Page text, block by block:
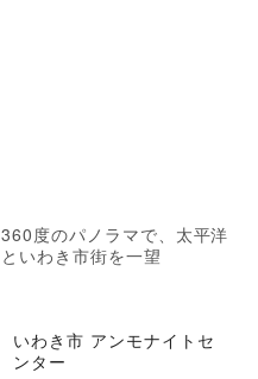
360度のパノラマで、太平洋
といわき市街を一望
いわき市 アンモナイトセ
ンター